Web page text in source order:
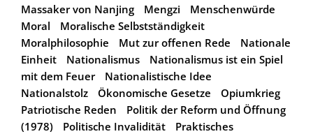
Massaker von Nanjing
Mengzi
Menschenwürde
Moral
Moralische Selbstständigkeit
Moralphilosophie
Mut zur offenen Rede
Nationale
Einheit
Nationalismus
Nationalismus ist ein Spiel
mit dem Feuer
Nationalistische Idee
Nationalstolz
Ökonomische Gesetze
Opiumkrieg
Patriotische Reden
Politik der Reform und Öffnung
(1978)
Politische Invalidität
Praktisches